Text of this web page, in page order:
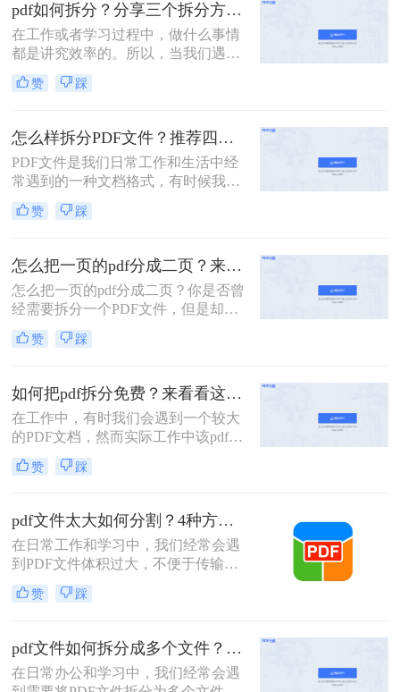
子书、一份合并的财务报表，或是一
次会议的所有记录。此时，如何从中
精准、快速地提取出我们需要的部
分，就成了一个亟待解决的问
题。“拆分PDF”这项技能，因此变得
pdf如何拆分？分享三个拆分方法！
在工作或者学习过程中，做什么事情
都是讲究效率的。所以，当我们遇到
内容又多篇幅又长的PDF文件时，根
本来不及花太多时间去仔细阅读，这
多个文件以便我们快速查阅。那么有
没有更加简便高效的方法可以让我们
实现这一操作呢？今天我就推荐三个
实用的方法来教你pdf如何拆分，让你
快速提高文件处理效率。
赞 踩
怎么样拆分PDF文件？推荐四个拆分PDF方法！
PDF文件是我们日常工作和生活中经
常遇到的一种文档格式，有时候我们
需要对PDF文件进行拆分，以便更好
地管理和处理。本文将为您详细介绍
理和使用。
赞 踩
怎么把一页的pdf分成二页？来看看这3个PDF拆分方法！
怎么把一页的pdf分成二页？你是否曾
经需要拆分一个PDF文件，但是却不
知道该如何下手？PDF是一种常用的
文件格式，但是在某些情况下，我们
绍几种简单的方法，帮助你轻松拆分
PDF文件。
赞 踩
如何把pdf拆分免费？来看看这2个PDF拆分方法！
在工作中，有时我们会遇到一个较大
的PDF文档，然而实际工作中该pdf文
档的内容是分模块处理的。这时我们
就可以使用PDF拆分功能，将整个
文档，方便工作中文档的传输处理和
重要内容的查找。下面我们就将介绍
如何把pdf拆分免费方法，希望能给读
者的工作带来方便。
赞 踩
pdf文件太大如何分割？4种方法教你如何快速拆分！
在日常工作和学习中，我们经常会遇
到PDF文件体积过大，不便于传输或
管理的情况。此时，将PDF文件分割
成多个较小的文件就显得尤为重要。
详细介绍几种常用的PDF文件分割方
法，帮助用户轻松应对大体积PDF文
件的处理难题。
赞 踩
pdf文件如何拆分成多个文件？这三种方法教你轻松拆分！
在日常办公和学习中，我们经常会遇